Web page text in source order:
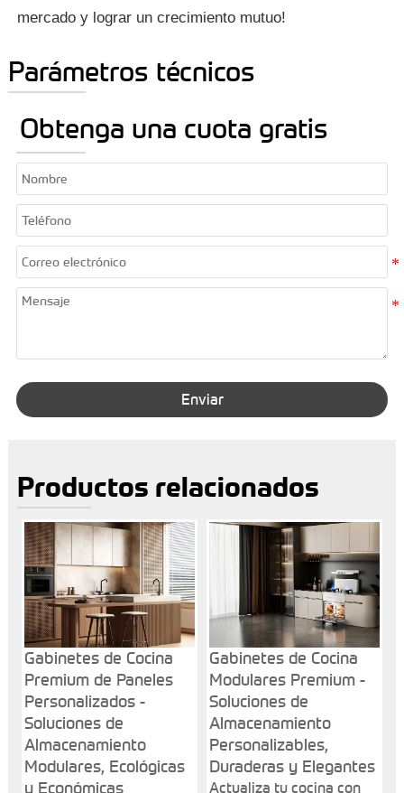
mercado y lograr un crecimiento mutuo!
Parámetros técnicos
Obtenga una cuota gratis
Enviar
Productos relacionados
Gabinetes de Cocina
Premium de Paneles
Personalizados -
Soluciones de
Almacenamiento
Modulares, Ecológicas
y Económicas
Gabinetes de Cocina
Modulares Premium -
Soluciones de
Almacenamiento
Personalizables,
Duraderas y Elegantes
Actualiza tu cocina con